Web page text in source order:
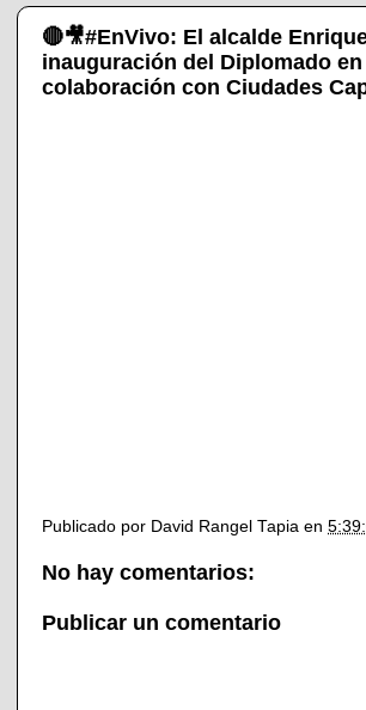
🔴🎥#EnVivo: El alcalde
inauguración del Diplomado
colaboración con Ciudades
Publicado por David Rangel Tapia en
No hay comentarios:
Publicar un comentario